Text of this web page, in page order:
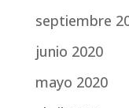
septiembre
junio 2020
mayo 2020